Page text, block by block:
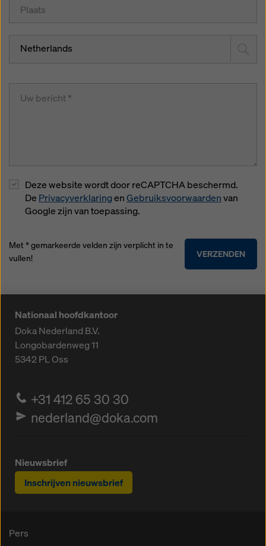
Netherlands
Deze website wordt door reCAPTCHA beschermd.
De PrivacyverklaringenGebruiksvoorwaardenvan
Google zijn van toepassing.
VERZENDEN
Met * gemarkeerde velden zijn verplicht in te
vullen!
Nationaal hoofdkantoor
Doka Nederland B.V.
Longobardenweg 11
5342 PLOss
+31 412 65 30 30
nederland@doka.com
Nieuwsbrief
Inschrijven nieuwsbrief
Pers